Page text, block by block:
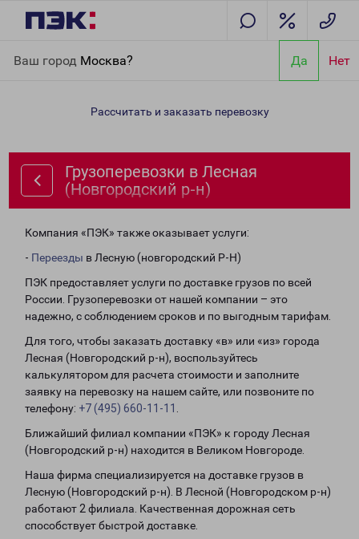
Ваш город Москва? Да Нет
(Новгородский р-н)
Рассчитать и заказать перевозку
Грузоперевозки в Лесная
(Новгородский р-н)
Компания «ПЭК» также оказывает услуги:
- Переезды в Лесную (новгородский Р-Н)
ПЭК предоставляет услуги по доставке грузов по всей
России. Грузоперевозки от нашей компании – это
надежно, с соблюдением сроков и по выгодным тарифам.
Для того, чтобы заказать доставку «в» или «из» города
Лесная (Новгородский р-н), воспользуйтесь
калькулятором для расчета стоимости и заполните
заявку на перевозку на нашем сайте, или позвоните по
телефону: +7 (495) 660-11-11
Ближайший филиал компании «ПЭК» к городу Лесная
(Новгородский р-н) находится в Великом Новгороде.
Наша фирма специализируется на доставке грузов в
Лесную (Новгородский р-н). В Лесной (Новгородском р-н)
работают 2 филиала. Качественная дорожная сеть
способствует быстрой доставке.